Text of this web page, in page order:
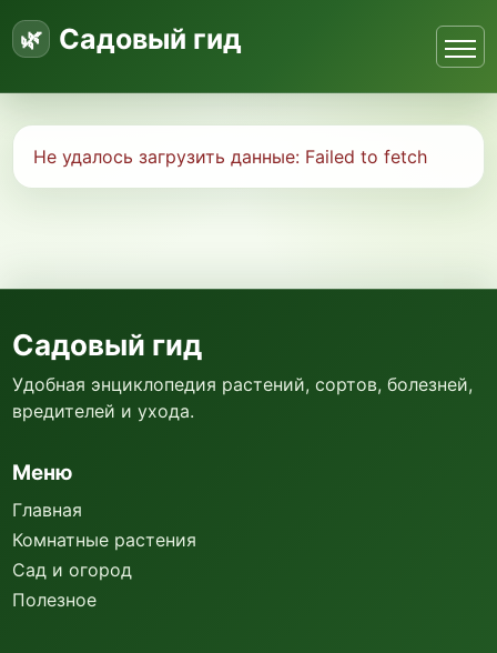
Садовый гид
Не удалось загрузить данные: Failed to fetch
Садовый гид
Удобная энциклопедия растений, сортов, болезней,
вредителей и ухода.
Меню
Главная
Комнатные растения
Сад и огород
Полезное